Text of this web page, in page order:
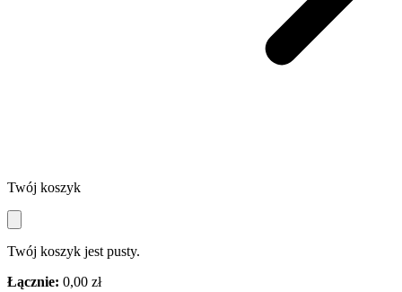
Twój koszyk
Twój koszyk jest pusty.
Łącznie: 0,00 zł